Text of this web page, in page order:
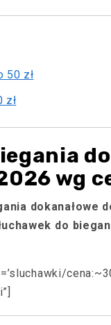
50 zł
zł
wg
dokanałowe
do